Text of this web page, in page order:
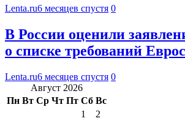
Lenta.ru6 месяцев спустя 0
В России оценили
о списке требований
Lenta.ru6 месяцев спустя 0
Август 2026
Пн Вт Ср Чт Пт Сб Вс
1
2